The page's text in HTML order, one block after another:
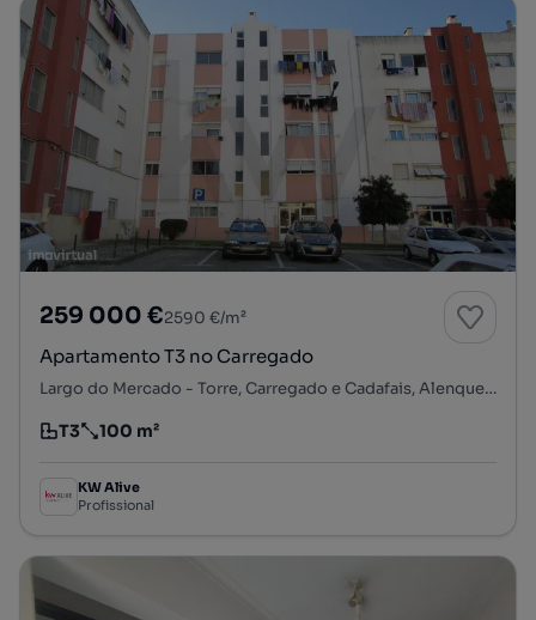
259 000 €2590 €/m²
Apartamento T3 no Carregado
Largo do Mercado - Torre, Carregado e Cadafais, Alenquer, Lisboa
Tipologia
T3
Preço por metro quadrado
100 m²
KW Alive
Profissional